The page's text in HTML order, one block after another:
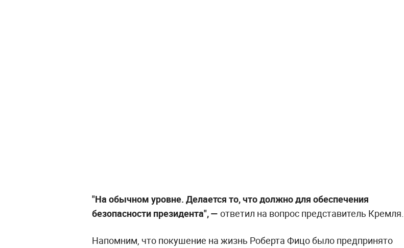
"На обычном уровне. Делается то, что должно для обеспечения
безопасности президента", — ответил на вопрос представитель Кремля.
Напомним, что покушение на жизнь Роберта Фицо было предпринято